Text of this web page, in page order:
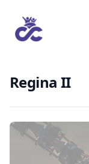
Regina II